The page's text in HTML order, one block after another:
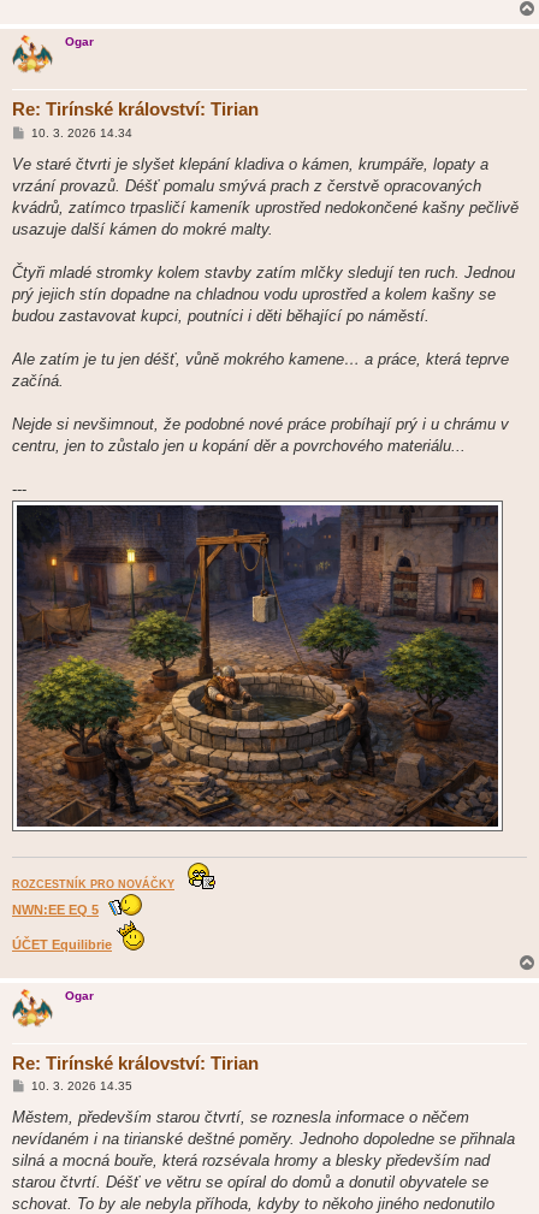
Ogar
Re: Tirínské království: Tirian
P
í
p
ě
e
10. 3. 2026 14.34
Ve staré čtvrti je slyšet klepání kladiva o kámen, krumpáře, lopaty a
vrzání provazů. Déšť pomalu smývá prach z čerstvě opracovaných
kvádrů, zatímco trpasličí kameník uprostřed nedokončené kašny pečlivě
usazuje další kámen do mokré malty.
Čtyři mladé stromky kolem stavby zatím mlčky sledují ten ruch. Jednou
prý jejich stín dopadne na chladnou vodu uprostřed a kolem kašny se
budou zastavovat kupci, poutníci i děti běhající po náměstí.
Ale zatím je tu jen déšť, vůně mokrého kamene… a práce, která teprve
začíná.
Nejde si nevšimnout, že podobné nové práce probíhají prý i u chrámu v
centru, jen to zůstalo jen u kopání děr a povrchového materiálu...
---
ROZCESTNÍK PRO NOVÁČKY
NWN:EE EQ 5
ÚČET Equilibrie
Ogar
Re: Tirínské království: Tirian
P
í
p
ě
e
k
10. 3. 2026 14.35
Městem, především starou čtvrtí, se roznesla informace o něčem
nevídaném i na tirianské deštné poměry. Jednoho dopoledne se přihnala
silná a mocná bouře, která rozsévala hromy a blesky především nad
starou čtvrtí. Déšť ve větru se opíral do domů a donutil obyvatele se
schovat. To by ale nebyla příhoda, kdyby to někoho jiného nedonutilo